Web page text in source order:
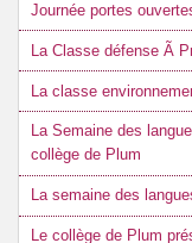
Journée portes
La Classe défense Ã
La classe
La Semaine des
collège de Plum
La semaine des
Le collège de Plum